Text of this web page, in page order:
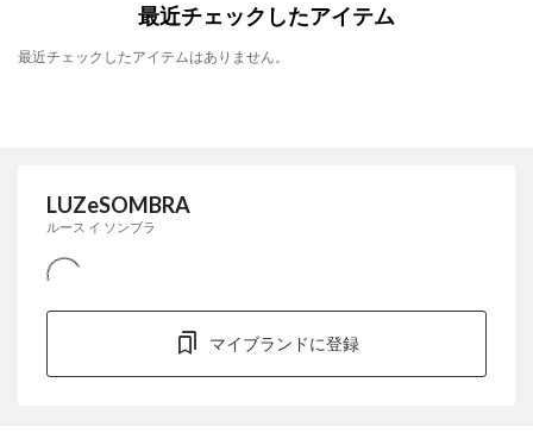
最近チェックしたアイテム
最近チェックしたアイテムはありません。
LUZeSOMBRA
ルース イ ソンブラ
マイブランドに登録